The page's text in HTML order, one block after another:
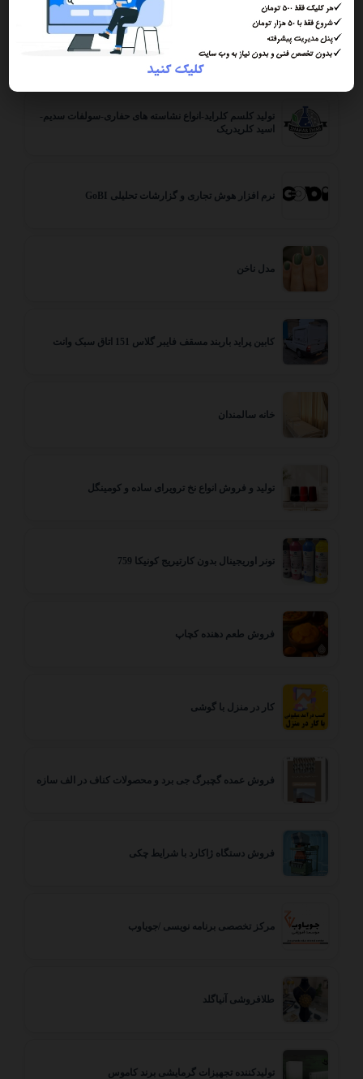
طلافروشی آنیاگلد
تولید کلسم کلراید-انواع نشاسته های حفاری-سولفات سدیم-
اسید کلریدریک
نرم افزار هوش تجاری و گزارشات تحلیلی GoBI
مدل ناخن
کابین پراید باربند مسقف فایبر گلاس 151 اتاق سبک وانت
خانه سالمندان
تولید و فروش انواع نخ ترویرای ساده و کومینگل
تونر اوریجینال بدون کارتیریج کونیکا 759
فروش طعم دهنده کچاپ
کار در منزل با گوشی
فروش عمده گچبرگ جی برد و محصولات کناف در الف سازه
فروش دستگاه ژاکارد با شرایط چکی
مرکز تخصصی برنامه نویسی /جویاوب
طلافروشی آنیاگلد
تولیدکننده تجهیزات گرمایشی برند کاموس